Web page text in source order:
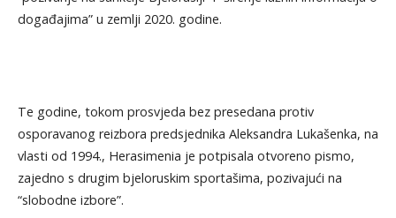
događajima” u zemlji 2020. godine.
Te godine, tokom prosvjeda bez presedana protiv
osporavanog reizbora predsjednika Aleksandra Lukašenka, na
vlasti od 1994., Herasimenia je potpisala otvoreno pismo,
zajedno s drugim bjeloruskim sportašima, pozivajući na
“slobodne izbore”.